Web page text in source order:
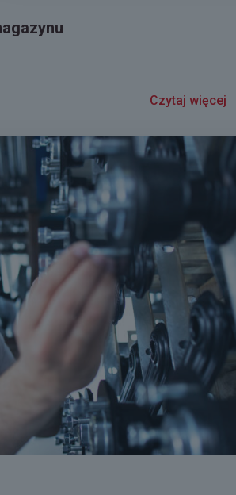
Czytaj więcej